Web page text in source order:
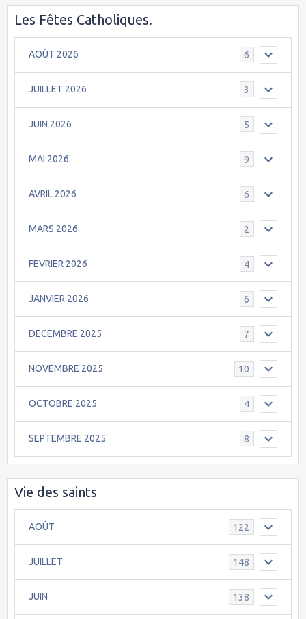
Les Fêtes Catholiques.
AOÛT 2026 6
JUILLET 2026 3
JUIN 2026 5
MAI 2026 9
AVRIL 2026 6
MARS 2026 2
FEVRIER 2026 4
JANVIER 2026 6
DECEMBRE 2025 7
NOVEMBRE 2025 10
OCTOBRE 2025 4
SEPTEMBRE 2025 8
Vie des saints
AOÛT 122
JUILLET 148
JUIN 138